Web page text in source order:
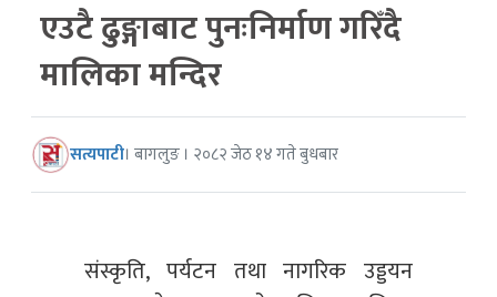
एउटै ढुङ्गाबाट पुनःनिर्माण गरिँदै
मालिका मन्दिर
सत्यपाटी। बागलुङ । २०८२ जेठ १४ गते बुधबार
संस्कृति, पर्यटन तथा नागरिक उड्डयन